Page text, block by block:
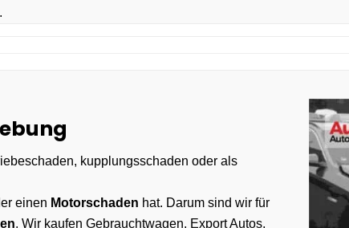
kupplungsschaden oder als
einen Motorschaden hat. Darum sind wir für
. Wir kaufen Gebrauchtwagen, Export Autos,